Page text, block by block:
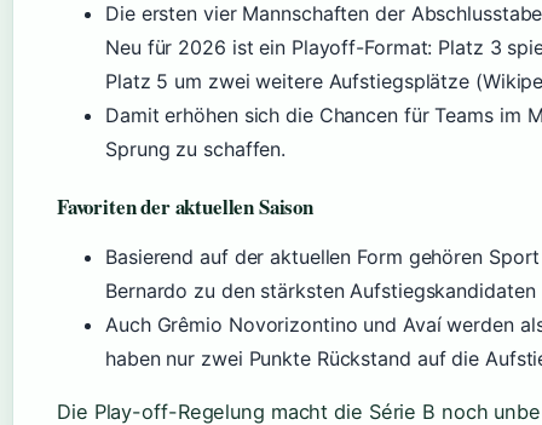
Die ersten vier Mannschaften der
Neu für 2026 ist ein Playoff-Format: Platz 3
Platz 5 um zwei weitere Aufstiegsplätze
Damit erhöhen sich die Chancen für Teams im
Sprung zu schaffen.
Favoriten der aktuellen Saison
Basierend auf der aktuellen Form gehören
Bernardo zu den stärksten Aufstiegskandidaten
Auch Grêmio Novorizontino und Avaí werden
haben nur zwei Punkte Rückstand auf die
Die Play-off-Regelung macht die Série B noch